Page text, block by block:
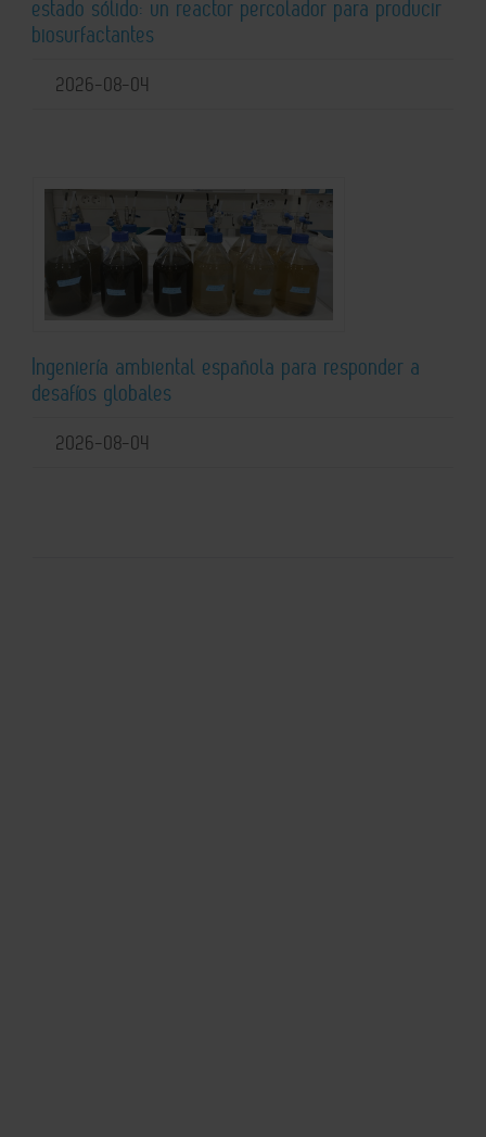
estado sólido: un reactor percolador para producir
biosurfactantes
2026-08-04
Ingeniería ambiental española para responder a
desafíos globales
2026-08-04